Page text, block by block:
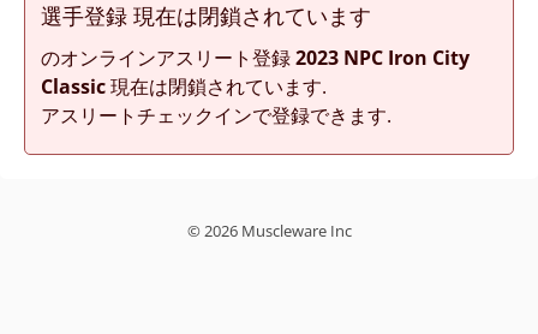
選手登録 現在は閉鎖されています
のオンラインアスリート登録2023 NPC Iron City
Classic現在は閉鎖されています.
アスリートチェックインで登録できます.
© 2026 Muscleware Inc